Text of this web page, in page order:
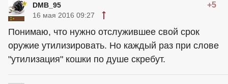
DMB_95 +5
16 мая 2016 09:27
Понимаю, что нужно отслужившее свой срок
оружие утилизировать. Но каждый раз при слове
"утилизация" кошки по душе скребут.